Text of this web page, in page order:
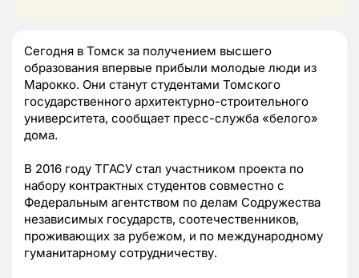
Сегодня в Томск за получением высшего
образования впервые прибыли молодые люди из
Марокко. Они станут студентами Томского
государственного архитектурно-строительного
университета, сообщает пресс-служба «белого»
дома.
В 2016 году ТГАСУ стал участником проекта по
набору контрактных студентов совместно с
Федеральным агентством по делам Содружества
независимых государств, соотечественников,
проживающих за рубежом, и по международному
гуманитарному сотрудничеству.